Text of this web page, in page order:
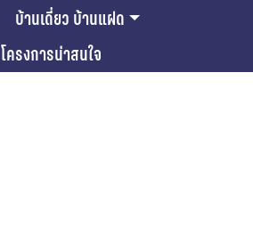
บ้านเดี่ยว บ้านแฝด
โครงการน่าสนใจ